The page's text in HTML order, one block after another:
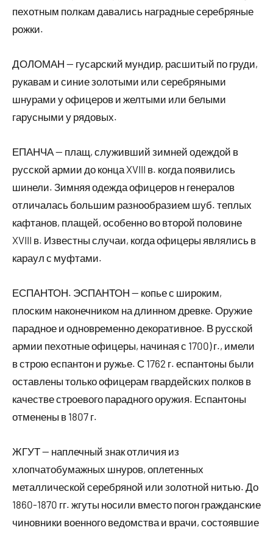
пехотным полкам давались наградные серебряные
рожки.
ДОЛОМАН — гусарский мундир, расшитый по груди,
рукавам и синие золотыми или серебряными
шнурами у офицеров и желтыми или белыми
гарусными у рядовых.
ЕПАНЧА — плащ, служивший зимней одеждой в
русской армии до конца XVIII в. когда появились
шинели. Зимняя одежда офицеров н генералов
отличалась большим разнообразием шуб. теплых
кафтанов, плащей, особенно во второй половине
XVIII в. Известны случаи, когда офицеры являлись в
караул с муфтами.
ЕСПАНТОН. ЭСПАНТОН — копье с широким,
плоским наконечником на длинном древке. Оружие
парадное и одновременно декоративное. В русской
армии пехотные офицеры, начиная с 1700) г., имели
в строю еспантон и ружье. С 1762 г. еспантоны были
оставлены только офицерам гвардейских полков в
качестве строевого парадного оружия. Еспантоны
отменены в 1807 г.
ЖГУТ — наплечный знак отличия из
хлопчатобумажных шнуров, оплетенных
металлической серебряной или золотной нитью. До
1860-1870 гг. жгуты носили вместо погон гражданские
чиновники военного ведомства и врачи, состоявшие